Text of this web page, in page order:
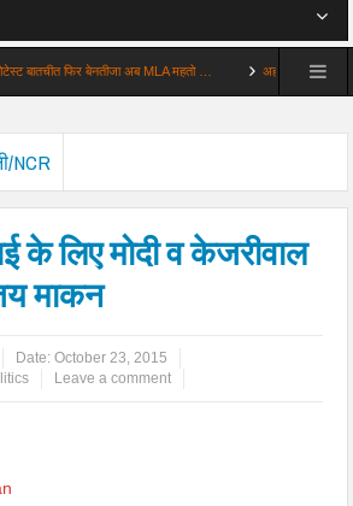
फिर बेनतीजा अब MLA महतो … अहम: रांची प्रोटेस्ट दूसरे
NCR
के लिए मोदी व केजरीवाल
माकन
Date:October 23, 2015
Leave a comment